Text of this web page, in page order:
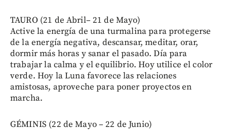
TAURO (21 de Abril– 21 de Mayo)
Active la energía de una turmalina para protegerse
de la energía negativa, descansar, meditar, orar,
dormir más horas y sanar el pasado. Día para
trabajar la calma y el equilibrio. Hoy utilice el color
verde. Hoy la Luna favorece las relaciones
amistosas, aproveche para poner proyectos en
marcha.
GÉMINIS (22 de Mayo – 22 de Junio)